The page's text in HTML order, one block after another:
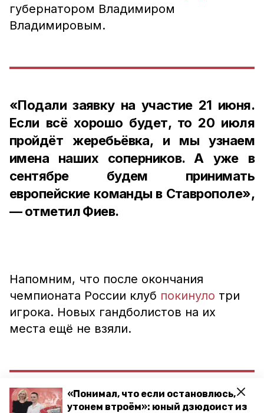
«Понимал, что если остановлюсь,
утонем втроём»: юный дзюдоист из
губернатором Владимиром
Владимировым.
«Подали заявку на участие 21 июня.
Если всё хорошо будет, то 20 июля
пройдёт жеребьёвка, и мы узнаем
имена наших соперников. А уже в
сентябре будем принимать
европейские команды в Ставрополе»,
— отметил Фиев.
Напомним, что после окончания
чемпионата России клуб покинуло три
игрока. Новых гандболистов на их
места ещё не взяли.
«В данный момент самая главная